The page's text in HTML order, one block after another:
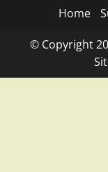
Home
© Copyright